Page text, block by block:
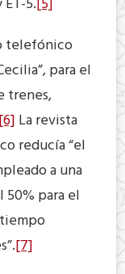
telefónico
para el
trenes,
[6] La revista
reducía “el
a una
para el
[7]